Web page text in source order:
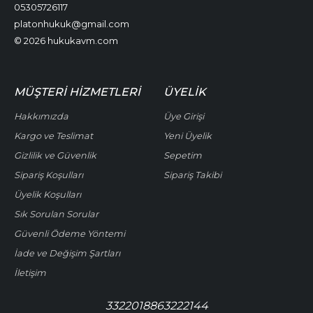
05305726117
platonhukuk@gmail.com
© 2026 hukukavm.com
MÜŞTERI HIZMETLERI
Hakkımızda
Kargo ve Teslimat
Gizlilik ve Güvenlik
Sipariş Koşulları
Üyelik Koşulları
Sık Sorulan Sorular
Güvenli Ödeme Yöntemi
İade ve Değişim Şartları
İletişim
ÜYELIK
Üye Girişi
Yeni Üyelik
Sepetim
Sipariş Takibi
3322018863222144